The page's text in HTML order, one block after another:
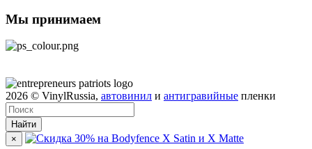
Мы принимаем
2026 © VinylRussia, автовинил и антигравийные пленки
Найти
×